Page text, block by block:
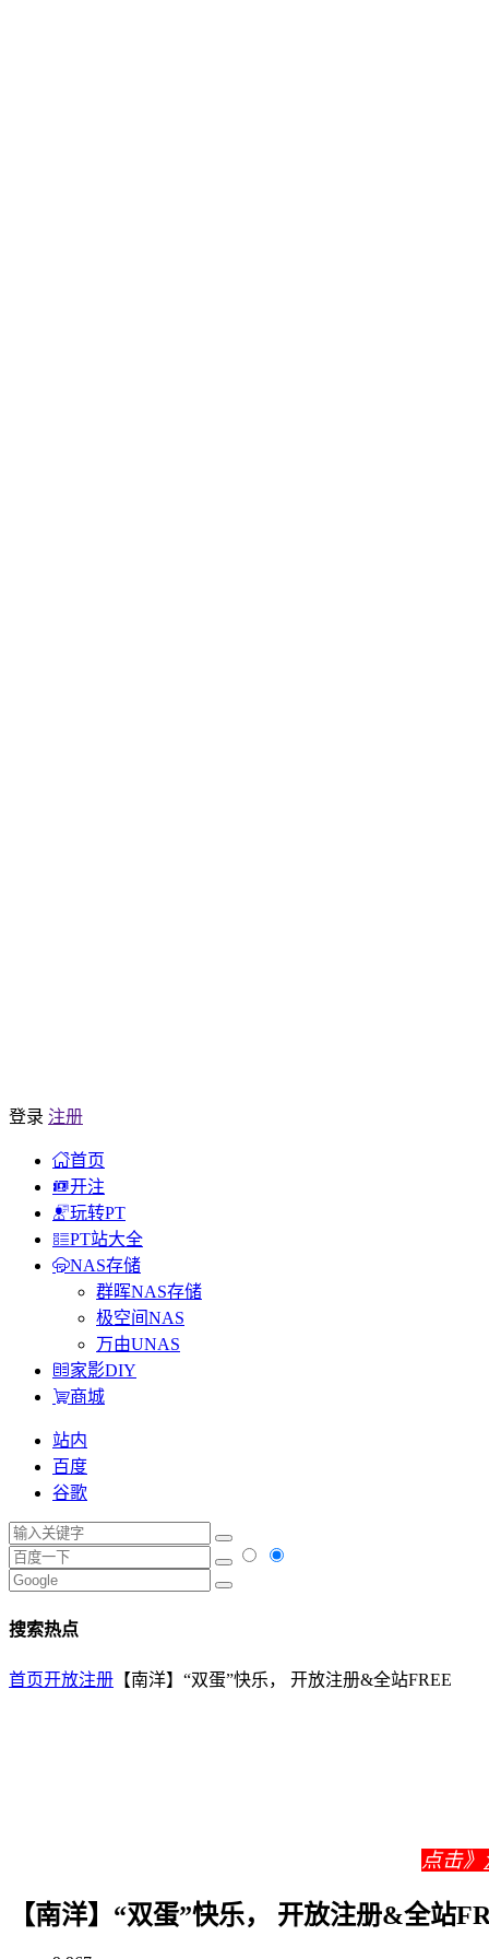
登录 注册
首页
开注
玩转PT
PT站大全
NAS存储
群晖NAS存储
极空间NAS
万由UNAS
家影DIY
商城
站内
百度
谷歌
搜索热点
首页开放注册 【南洋】“双蛋”快乐， 开放注册&全站FREE
点击》
【南洋】“双蛋”快乐， 开放注册&全站